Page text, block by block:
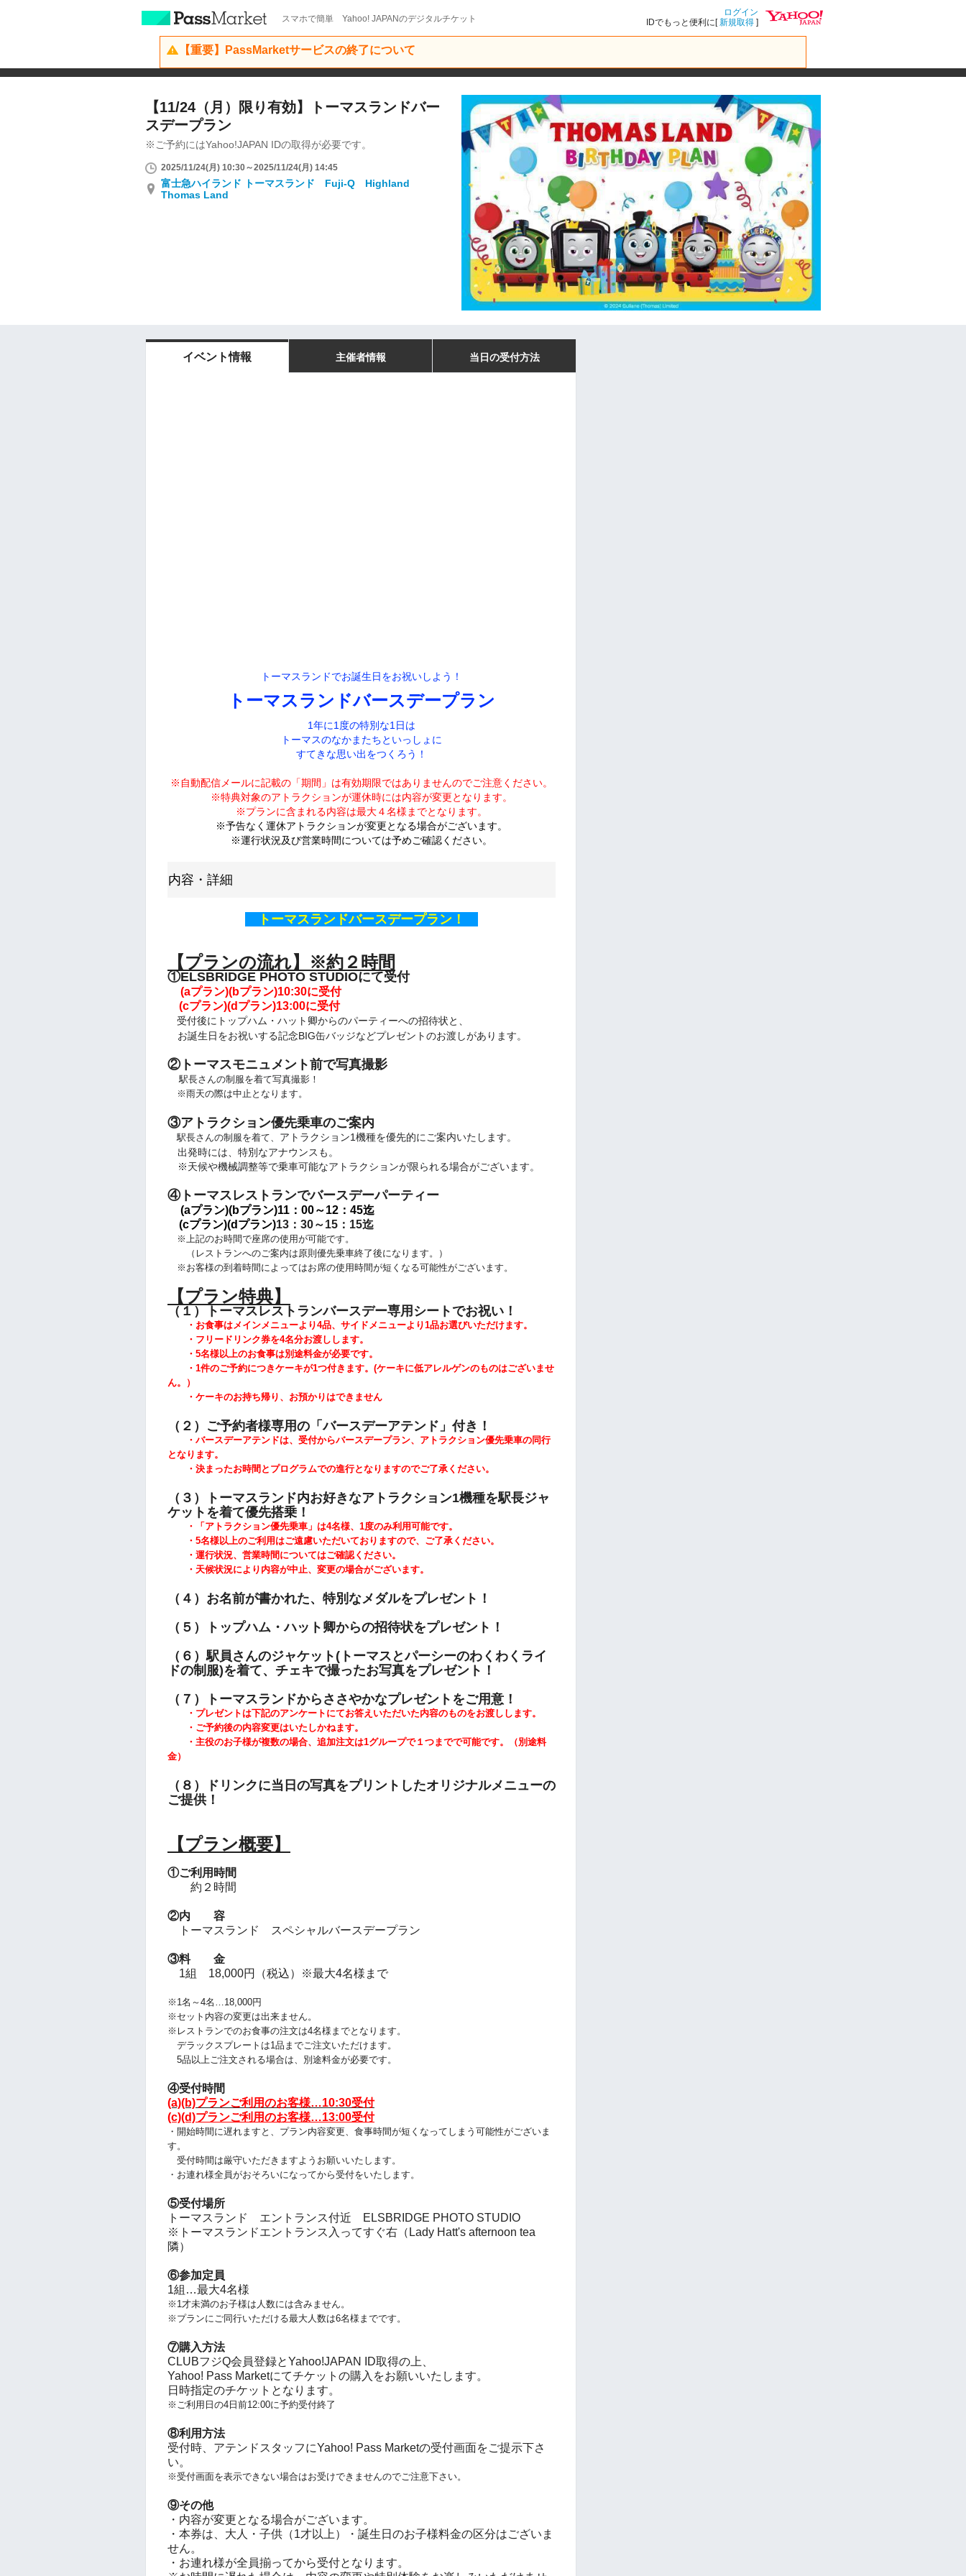
スマホで簡単 Yahoo! JAPANのデジタルチケット
ログイン
IDでもっと便利に[新規取得 ]
【重要】PassMarketサービスの終了について
【11/24（月）限り有効】トーマスランドバー
スデープラン
※ご予約にはYahoo!JAPAN IDの取得が必要です。
2025/11/24(月) 10:30～2025/11/24(月) 14:45
富士急ハイランド トーマスランド Fuji-Q Highland
Thomas Land
イベント情報 主催者情報 当日の受付方法
トーマスランドでお誕生日をお祝いしよう！
トーマスランドバースデープラン
1年に1度の特別な1日は
トーマスのなかまたちといっしょに
すてきな思い出をつくろう！
※自動配信メールに記載の「期間」は有効期限ではありませんのでご注意ください。
※特典対象のアトラクションが運休時には内容が変更となります。
※プランに含まれる内容は最大４名様までとなります。
※予告なく運休アトラクションが変更となる場合がございます。
※運行状況及び営業時間については予めご確認ください。
内容・詳細
トーマスランドバースデープラン！
【プランの流れ】※約２時間
①ELSBRIDGE PHOTO STUDIOにて受付
(aプラン)(bプラン)10:30に受付
(cプラン)(dプラン)13:00に受付
受付後にトップハム・ハット卿からのパーティーへの招待状と、
お誕生日をお祝いする記念BIG缶バッジなどプレゼントのお渡しがあります。
②トーマスモニュメント前で写真撮影
駅長さんの制服を着て写真撮影！
※雨天の際は中止となります。
③アトラクション優先乗車のご案内
駅長さんの制服を着て、 アトラクション1機種を優先的にご案内いたします。
出発時には、特別なアナウンスも。
※天候や機械調整等で乗車可能なアトラクションが限られる場合がございます。
④トーマスレストランでバースデーパーティー
(aプラン)(bプラン)11：00～12：45迄
(cプラン)(dプラン)13：30～15：15迄
※上記のお時間で座席の使用が可能です。
（レストランへのご案内は原則優先乗車終了後になります。）
※お客様の到着時間によってはお席の使用時間が短くなる可能性がございます。
【プラン特典】
（１）トーマスレストランバースデー専用シートでお祝い！
・お食事はメインメニューより4品、サイドメニューより1品お選びいただけます。
・フリードリンク券を4名分お渡しします。
・5名様以上のお食事は別途料金が必要です。
・1件のご予約につきケーキが1つ付きます。 (ケーキに低アレルゲンのものはございませ
ん。）
・ケーキのお持ち帰り、お預かりはできません
（２）ご予約者様専用の「バースデーアテンド」付き！
・バースデーアテンドは、受付からバースデープラン、アトラクション優先乗車の同行
となります。
・決まったお時間とプログラムでの進行となりますのでご了承ください。
（３）トーマスランド内お好きなアトラクション1機種を駅長ジャ
ケットを着て優先搭乗！
・「アトラクション優先乗車」は4名様、1度のみ利用可能です。
・5名様以上のご利用はご遠慮いただいておりますので、ご了承ください。
・運行状況、営業時間についてはご確認ください。
・天候状況により内容が中止、変更の場合がございます。
（４）お名前が書かれた、特別なメダルをプレゼント！
（５）トップハム・ハット卿からの招待状をプレゼント！
（６）駅員さんのジャケット(トーマスとパーシーのわくわくライ
ドの制服)を着て、チェキで撮ったお写真をプレゼント！
（７）トーマスランドからささやかなプレゼントをご用意！
・プレゼントは下記のアンケートにてお答えいただいた内容のものをお渡しします。
・ご予約後の内容変更はいたしかねます。
・主役のお子様が複数の場合、追加注文は1グループで１つまでで可能です。（別途料
金）
（８）ドリンクに当日の写真をプリントしたオリジナルメニューの
ご提供！
【プラン概要】
①ご利用時間
約２時間
②内 容
トーマスランド スペシャルバースデープラン
③料 金
1組 18,000円（税込）※最大4名様まで
※1名～4名…18,000円
※セット内容の変更は出来ません。
※レストランでのお食事の注文は4名様までとなります 。
デラックスプレートは1品までご注文いただけます。
5品以上ご注文される場合は、別途料金が必要です。
④受付時間
(a)(b)プランご利用のお客様…10:30受付
(c)(d)プランご利用のお客様…13:00受付
・開始時間に遅れますと、プラン内容変更、食事時間が短くなってしまう可能性がございま
す。
受付時間は厳守いただきますようお願いいたします。
・お連れ様全員がおそろいになってから受付をいたします。
⑤受付場所
トーマスランド エントランス付近 ELSBRIDGE PHOTO STUDIO
※トーマスランドエントランス入ってすぐ右（Lady Hatt's afternoon tea
隣）
⑥参加定員
1組…最大4名様
※1才未満のお子様は人数には含みません。
※プランにご同行いただける最大人数は6名様までです。
⑦購入方法
CLUBフジQ会員登録とYahoo!JAPAN ID取得の上、
Yahoo! Pass Marketにてチケットの購入をお願いいたします。
日時指定のチケットとなります。
※ご利用日の4日前12:00に予約受付終了
⑧利用方法
受付時、アテンドスタッフにYahoo! Pass Marketの受付画面をご提示下さ
い。
※受付画面を表示できない場合はお受けできませんのでご注意下さい。
⑨その他
・内容が変更となる場合がございます。
・本券は、大人・子供（1才以上）・誕生日のお子様料金の区分はございま
せん。
・お連れ様が全員揃ってから受付となります。